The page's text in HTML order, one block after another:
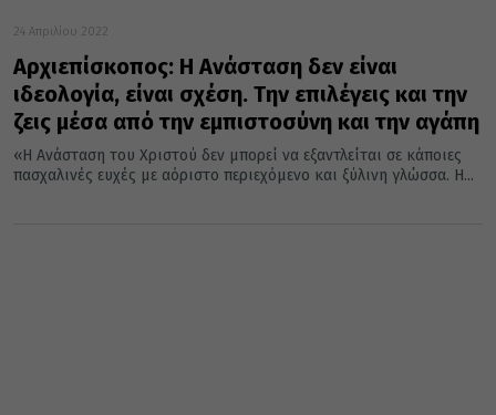
24 Απριλίου 2022
Αρχιεπίσκοπος: Η Ανάσταση δεν είναι
ιδεολογία, είναι σχέση. Tην επιλέγεις και την
ζεις μέσα από την εμπιστοσύνη και την αγάπη
«Η Ανάσταση του Χριστού δεν μπορεί να εξαντλείται σε κάποιες
πασχαλινές ευχές με αόριστο περιεχόμενο και ξύλινη γλώσσα. Η...